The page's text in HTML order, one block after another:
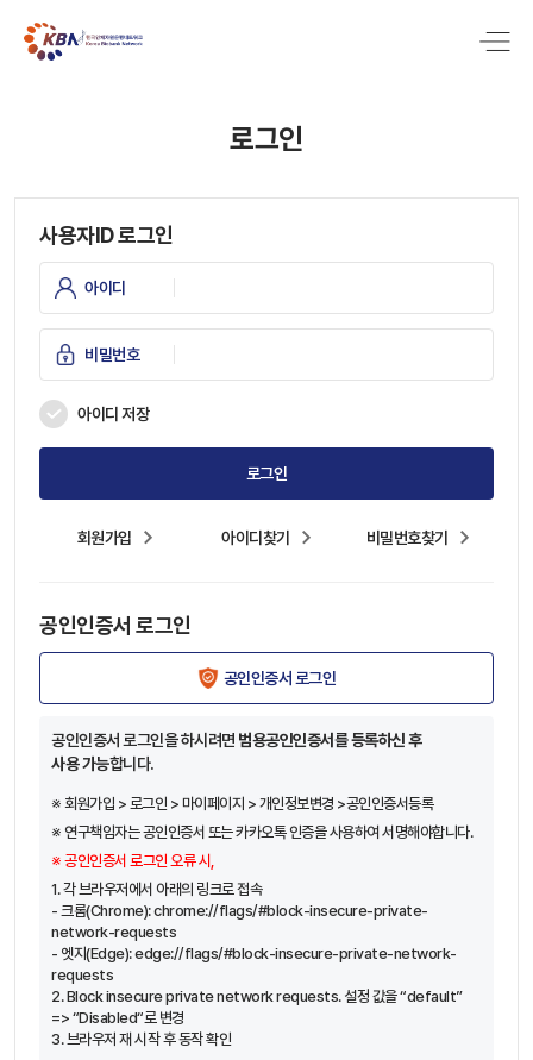
로그인
사용자ID 로그인
아이디
비밀번호
아이디 저장
로그인
회원가입 아이디찾기 비밀번호찾기
공인인증서 로그인
공인인증서 로그인
공인인증서 로그인을 하시려면 범용공인인증서를 등록하신 후
사용 가능합니다.
※ 회원가입 > 로그인 > 마이페이지 > 개인정보변경 >공인인증서등록
※ 연구책임자는 공인인증서 또는 카카오톡 인증을 사용하여 서명해야합니다.
※ 공인인증서 로그인 오류 시,
1. 각 브라우저에서 아래의 링크로 접속
- 크롬(Chrome): chrome://flags/#block-insecure-private-
network-requests
- 엣지(Edge): edge://flags/#block-insecure-private-network-
requests
2. Block insecure private network requests. 설정 값을 “default”
=> “Disabled“로 변경
3. 브라우저 재 시작 후 동작 확인